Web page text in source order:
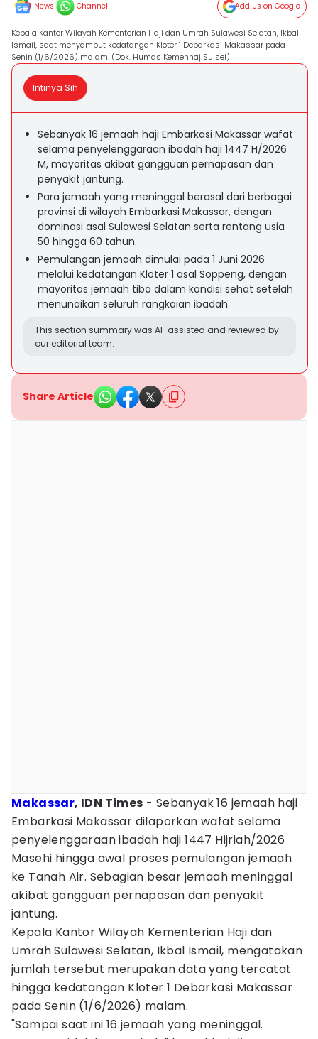
News Channel Add Us on Google
Kepala Kantor Wilayah Kementerian Haji dan Umrah Sulawesi Selatan, Ikbal
Ismail, saat menyambut kedatangan Kloter 1 Debarkasi Makassar pada
Senin (1/6/2026) malam. (Dok. Humas Kemenhaj Sulsel)
Intinya Sih
Sebanyak 16 jemaah haji Embarkasi Makassar wafat
selama penyelenggaraan ibadah haji 1447 H/2026
M, mayoritas akibat gangguan pernapasan dan
penyakit jantung.
Para jemaah yang meninggal berasal dari berbagai
provinsi di wilayah Embarkasi Makassar, dengan
dominasi asal Sulawesi Selatan serta rentang usia
50 hingga 60 tahun.
Pemulangan jemaah dimulai pada 1 Juni 2026
melalui kedatangan Kloter 1 asal Soppeng, dengan
mayoritas jemaah tiba dalam kondisi sehat setelah
menunaikan seluruh rangkaian ibadah.
This section summary was AI-assisted and reviewed by
our editorial team.
Share Article
Makassar, IDN Times - Sebanyak 16 jemaah haji
Embarkasi Makassar dilaporkan wafat selama
penyelenggaraan ibadah haji 1447 Hijriah/2026
Masehi hingga awal proses pemulangan jemaah
ke Tanah Air. Sebagian besar jemaah meninggal
akibat gangguan pernapasan dan penyakit
jantung.
Kepala Kantor Wilayah Kementerian Haji dan
Umrah Sulawesi Selatan, Ikbal Ismail, mengatakan
jumlah tersebut merupakan data yang tercatat
hingga kedatangan Kloter 1 Debarkasi Makassar
pada Senin (1/6/2026) malam.
"Sampai saat ini 16 jemaah yang meninggal.